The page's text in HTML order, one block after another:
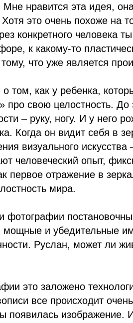
Мне нравится эта идея,
это очень похоже на
конкретного человека ты
к какому-то
что уже является
том, как у ребенка,
про свою целостность. До
– руку, ногу. И у него
Когда он видит себя в
визуального искусства
человеческий опыт,
первое отражение в
мира.
фотографии
и убедительные
Руслан, может ли
это заложено
все происходит
появилась изображение.